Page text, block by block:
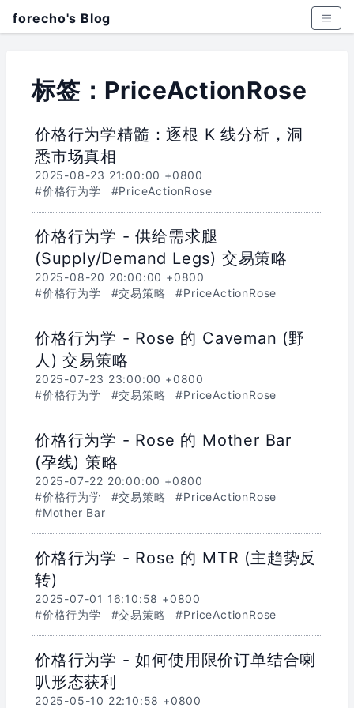
forecho's Blog
标签：PriceActionRose
价格行为学精髓：逐根 K 线分析，洞
悉市场真相
2025-08-23 21:00:00 +0800
#价格行为学
#PriceActionRose
价格行为学 - 供给需求腿
(Supply/Demand Legs) 交易策略
2025-08-20 20:00:00 +0800
#价格行为学
#交易策略 #PriceActionRose
价格行为学 - Rose 的 Caveman (野
人) 交易策略
2025-07-23 23:00:00 +0800
#价格行为学
#交易策略 #PriceActionRose
价格行为学 - Rose 的 Mother Bar
(孕线) 策略
2025-07-22 20:00:00 +0800
#价格行为学
#交易策略
#PriceActionRose
#Mother Bar
价格行为学 - Rose 的 MTR (主趋势反
转)
2025-07-01 16:10:58 +0800
#价格行为学
#交易策略 #PriceActionRose
价格行为学 - 如何使用限价订单结合喇
叭形态获利
2025-05-10 22:10:58 +0800